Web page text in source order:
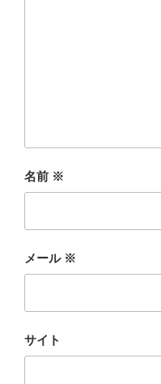
名前 ※
メール ※
サイト